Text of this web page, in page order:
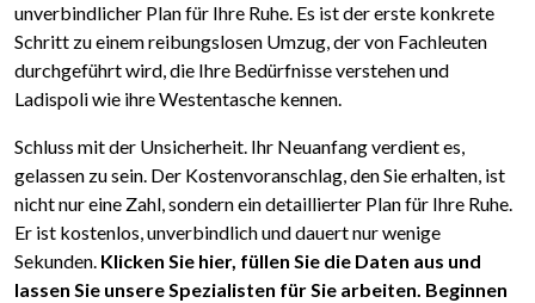
unverbindlicher Plan für Ihre Ruhe. Es ist der erste konkrete
Schritt zu einem reibungslosen Umzug, der von Fachleuten
durchgeführt wird, die Ihre Bedürfnisse verstehen und
Ladispoli wie ihre Westentasche kennen.
Schluss mit der Unsicherheit. Ihr Neuanfang verdient es,
gelassen zu sein. Der Kostenvoranschlag, den Sie erhalten, ist
nicht nur eine Zahl, sondern ein detaillierter Plan für Ihre Ruhe.
Er ist kostenlos, unverbindlich und dauert nur wenige
Sekunden. Klicken Sie hier, füllen Sie die Daten aus und
lassen Sie unsere Spezialisten für Sie arbeiten. Beginnen